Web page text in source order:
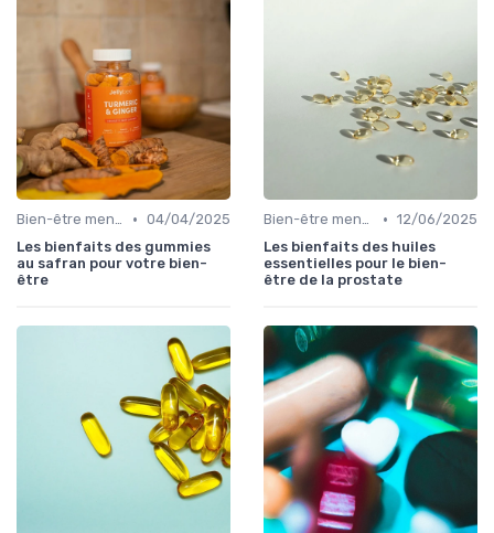
Bien-être mental et cognitif • 04/04/2025
Les bienfaits des gummies
au safran pour votre bien-
être
Bien-être mental et cognitif • 12/06/2025
Les bienfaits des huiles
essentielles pour le bien-
être de la prostate